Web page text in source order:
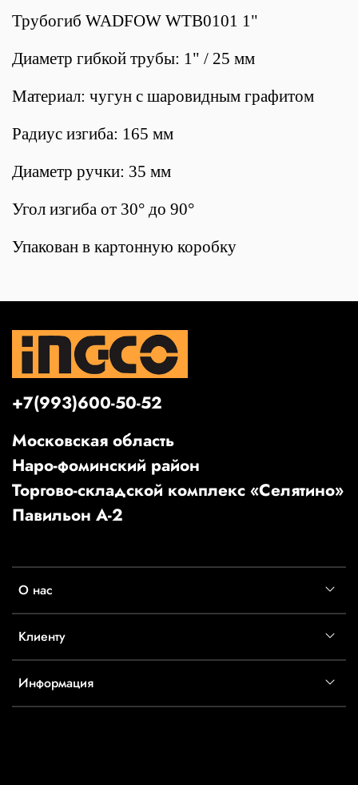
Трубогиб WADFOW WTB0101 1"
Диаметр гибкой трубы: 1" / 25 мм
Материал: чугун с шаровидным графитом
Радиус изгиба: 165 мм
Диаметр ручки: 35 мм
Угол изгиба от 30° до 90°
Упакован в картонную коробку
О нас
Клиенту
Информация
+7(993)600-50-52
Московская область
Наро-фоминский район
Торгово-складской комплекс «Селятино»
Павильон А-2